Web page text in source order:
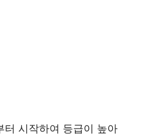
터 시작하여 등급이 높아